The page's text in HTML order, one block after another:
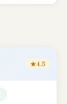
★4.5